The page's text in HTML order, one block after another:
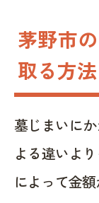
茅野市
取る方法
墓じまいに
よる違いよ
によって金